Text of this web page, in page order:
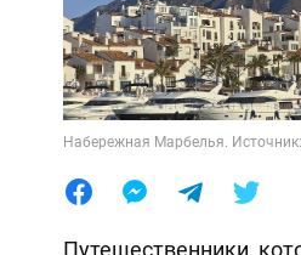
Набережная Марбелья.
Путешественники,